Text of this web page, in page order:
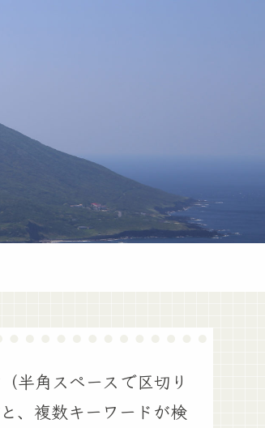
半角スペースで区切り
、複数キーワードが検